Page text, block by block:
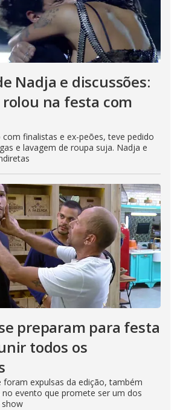
Nadja e discussões:
na festa com
finalistas e ex-peões, teve pedido
e lavagem de roupa suja. Nadja e
preparam para festa
todos os
foram expulsas da edição, também
evento que promete ser um dos